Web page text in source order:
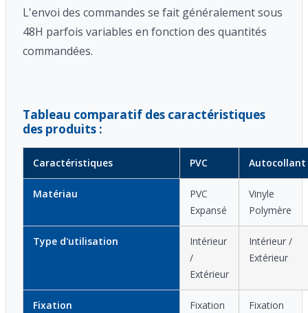
L'envoi des commandes se fait généralement sous
48H parfois variables en fonction des quantités
commandées.
Tableau comparatif des caractéristiques
des produits :
Caractéristiques PVC Autocollant
Matériau
PVC
Expansé
Vinyle
Polymère
Type d'utilisation
Intérieur
/
Extérieur
Intérieur /
Extérieur
Fixation
Fixation
Fixation